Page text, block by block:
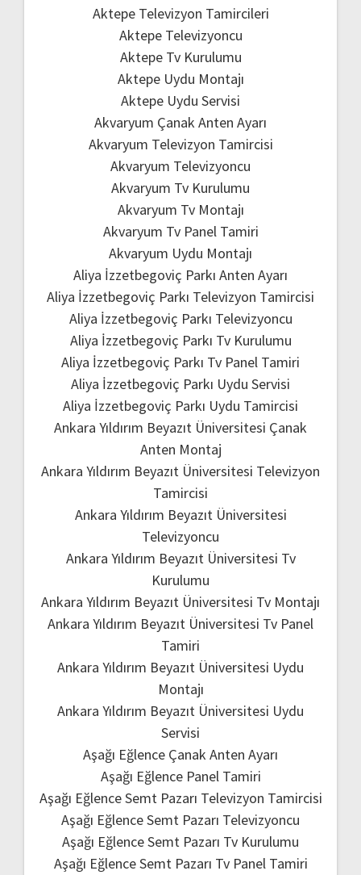
Aktepe Televizyon Tamircileri
Aktepe Televizyoncu
Aktepe Tv Kurulumu
Aktepe Uydu Montajı
Aktepe Uydu Servisi
Akvaryum Çanak Anten Ayarı
Akvaryum Televizyon Tamircisi
Akvaryum Televizyoncu
Akvaryum Tv Kurulumu
Akvaryum Tv Montajı
Akvaryum Tv Panel Tamiri
Akvaryum Uydu Montajı
Aliya İzzetbegoviç Parkı Anten Ayarı
Aliya İzzetbegoviç Parkı Televizyon Tamircisi
Aliya İzzetbegoviç Parkı Televizyoncu
Aliya İzzetbegoviç Parkı Tv Kurulumu
Aliya İzzetbegoviç Parkı Tv Panel Tamiri
Aliya İzzetbegoviç Parkı Uydu Servisi
Aliya İzzetbegoviç Parkı Uydu Tamircisi
Ankara Yıldırım Beyazıt Üniversitesi Çanak
Anten Montaj
Ankara Yıldırım Beyazıt Üniversitesi Televizyon
Tamircisi
Ankara Yıldırım Beyazıt Üniversitesi
Televizyoncu
Ankara Yıldırım Beyazıt Üniversitesi Tv
Kurulumu
Ankara Yıldırım Beyazıt Üniversitesi Tv Montajı
Ankara Yıldırım Beyazıt Üniversitesi Tv Panel
Tamiri
Ankara Yıldırım Beyazıt Üniversitesi Uydu
Montajı
Ankara Yıldırım Beyazıt Üniversitesi Uydu
Servisi
Aşağı Eğlence Çanak Anten Ayarı
Aşağı Eğlence Panel Tamiri
Aşağı Eğlence Semt Pazarı Televizyon Tamircisi
Aşağı Eğlence Semt Pazarı Televizyoncu
Aşağı Eğlence Semt Pazarı Tv Kurulumu
Aşağı Eğlence Semt Pazarı Tv Panel Tamiri